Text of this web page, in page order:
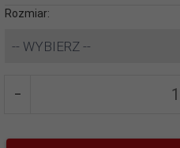
Rozmiar:
-- WYBIERZ --